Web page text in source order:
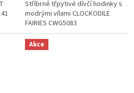
Stříbrné třpytivé dívčí hodinky s
modrými vílami CLOCKODILE
FAIRIES CWG5083
Akce